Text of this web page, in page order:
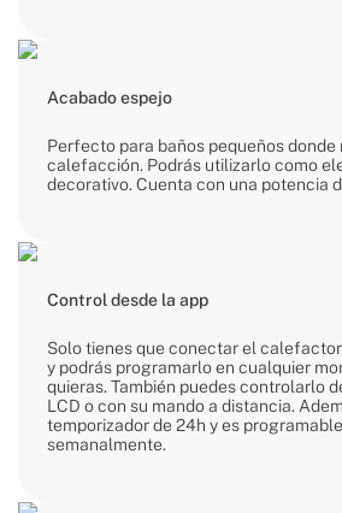
Acabado espejo
Perfecto para baños pequeños donde
calefacción. Podrás utilizarlo como
decorativo. Cuenta con una potencia
Control desde la app
Solo tienes que conectar el
y podrás programarlo en cualquier
quieras. También puedes controlarlo
LCD o con su mando a distancia.
temporizador de 24h y es
semanalmente.